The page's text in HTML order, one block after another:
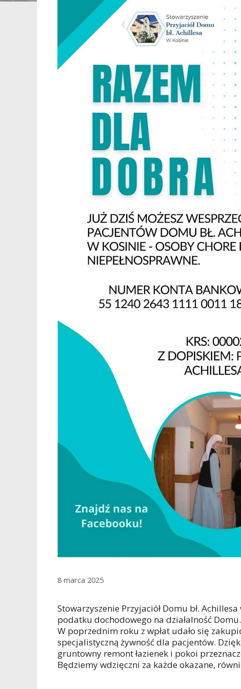
8 marca 2025
Stowarzyszenie Przyjaciół Domu bł.
podatku dochodowego na działalność Domu.
W poprzednim roku z wpłat udało się
specjalistyczną żywność dla pacjentów.
gruntowny remont łazienek i pokoi
Będziemy wdzięczni za każde okazane,